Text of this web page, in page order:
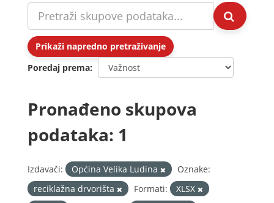
Prikaži napredno pretraživanje
Poredaj prema
Pronađeno skupova
podataka: 1
Izdavači: Općina Velika Ludina
Oznake:
reciklažna drvorišta
Formati:
XLSX